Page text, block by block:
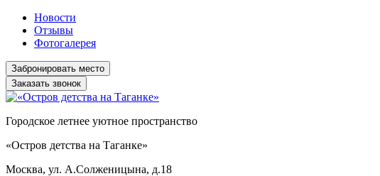
Новости
Отзывы
Фотогалерея
Заказать звонок
Городское летнее уютное пространство
«Остров детства на Таганке»
Москва, ул. А.Солженицына, д.18